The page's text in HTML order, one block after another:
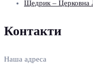
Щедрик – Церковна
Контакти
Наша адреса